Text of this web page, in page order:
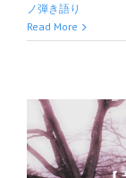
ノ弾き語り
Read More